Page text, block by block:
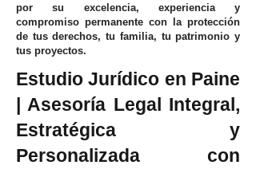
por su excelencia, experiencia y
compromiso permanente con la protección
de tus derechos, tu familia, tu patrimonio y
tus proyectos.
Estudio Jurídico en Paine
| Asesoría Legal Integral,
Estratégica y
Personalizada con